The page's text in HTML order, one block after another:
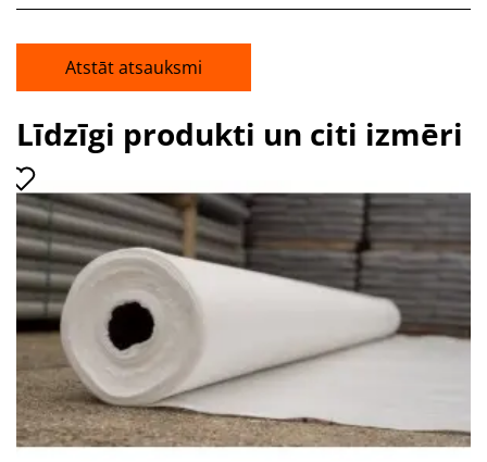
Atstāt atsauksmi
Līdzīgi produkti un citi izmēri